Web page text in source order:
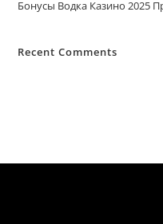
Бонусы Водка Казино 2025
Recent Comments